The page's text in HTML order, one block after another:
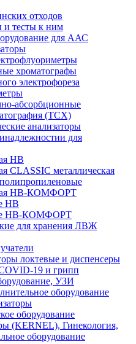
отходов
тесты к ним
для ААС
хроматографы
электрофореза
абсорбционные
(ТСХ)
анализаторы
для
НВ
CLASSIC металлическая
НВ-КОМФОРТ
НВ
НВ-КОМФОРТ
для хранения ЛВЖ
локтевые и диспенсеры
19 и грипп
УЗИ
оборудование
оборудование
(KERNEL), Гинекология,
оборудование